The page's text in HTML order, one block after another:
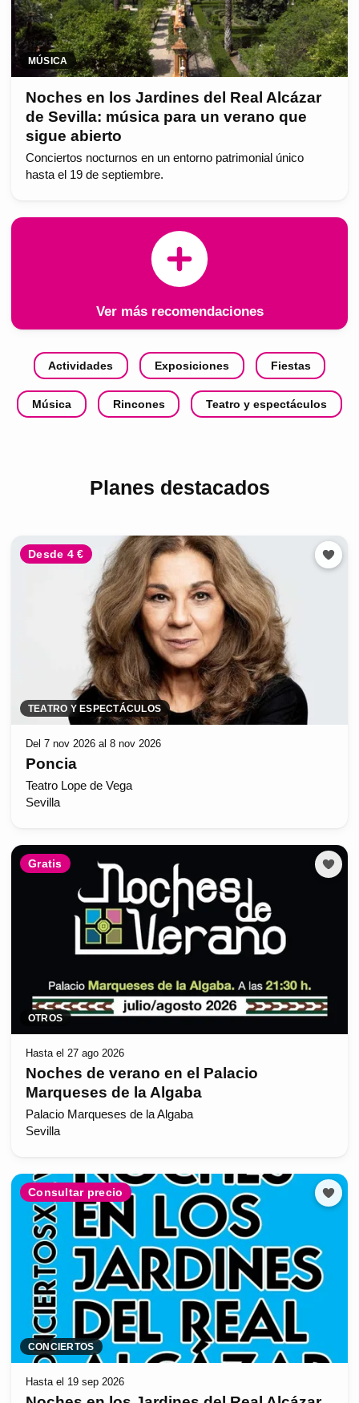
MÚSICA
Noches en los Jardines del Real Alcázar
de Sevilla: música para un verano que
sigue abierto
Conciertos nocturnos en un entorno patrimonial único
hasta el 19 de septiembre.
Ver más recomendaciones
Actividades Exposiciones Fiestas
Música Rincones Teatro y espectáculos
Planes destacados
Desde 4 €
TEATRO Y ESPECTÁCULOS
Del 7 nov 2026 al 8 nov 2026
Poncia
Teatro Lope de Vega
Sevilla
Gratis
OTROS
Hasta el 27 ago 2026
Noches de verano en el Palacio
Marqueses de la Algaba
Palacio Marqueses de la Algaba
Sevilla
Consultar precio
CONCIERTOS
Hasta el 19 sep 2026